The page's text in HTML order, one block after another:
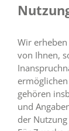
Wir
von Ihnen,
gehören
und
der